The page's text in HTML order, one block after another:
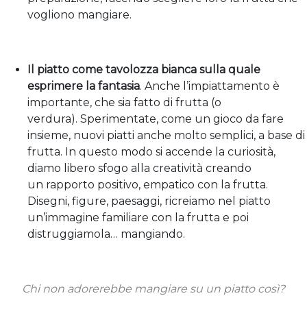
vogliono mangiare.
Il piatto come tavolozza bianca sulla quale
esprimere la fantasia. Anche l’impiattamento è
importante, che sia fatto di frutta (o
verdura). Sperimentate, come un gioco da fare
insieme, nuovi piatti anche molto semplici, a base di
frutta. In questo modo si accende la curiosità,
diamo libero sfogo alla creatività creando
un rapporto positivo, empatico con la frutta.
Disegni, figure, paesaggi, ricreiamo nel piatto
un’immagine familiare con la frutta e poi
distruggiamola… mangiando.
Chi non adorerebbe mangiare su un piattocosì?